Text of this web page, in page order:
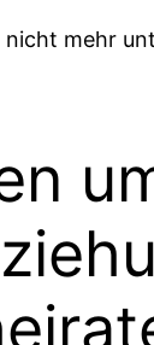
mehr